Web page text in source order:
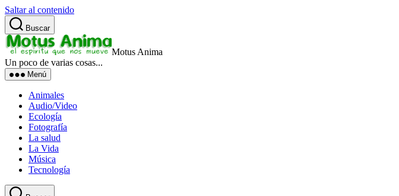
Saltar al contenido
Buscar
Motus Anima
Un poco de varias cosas...
Menú
Animales
Audio/Video
Ecología
Fotografía
La salud
La Vida
Música
Tecnología